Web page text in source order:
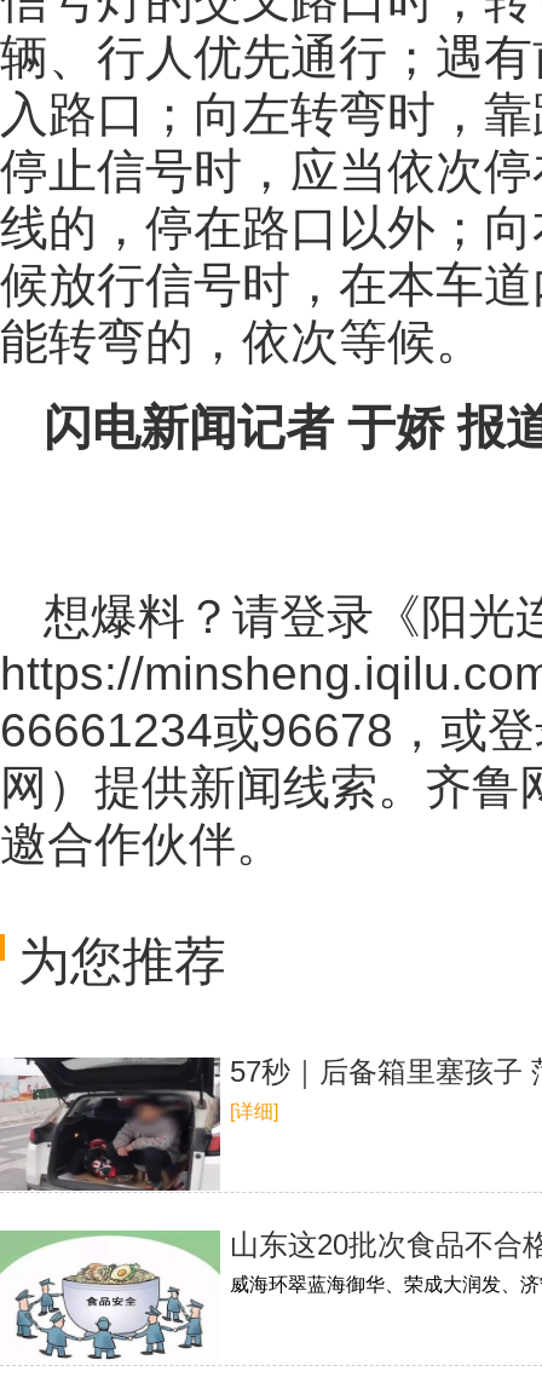
辆、行人优先通行；遇
入路口；向左转弯时，
停止信号时，应当依次
线的，停在路口以外；
候放行信号时，在本车
能转弯的，依次等候。
闪电新闻记者 于娇 报
想爆料？请登录《阳光
https://
66661234或96678，或
网 ）提供新闻线索。齐鲁
邀合作伙伴。
为您推荐
57秒｜后备箱里塞孩子
[详细]
山东这20批次食品不合
威海环翠蓝海御华、荣成大润发、